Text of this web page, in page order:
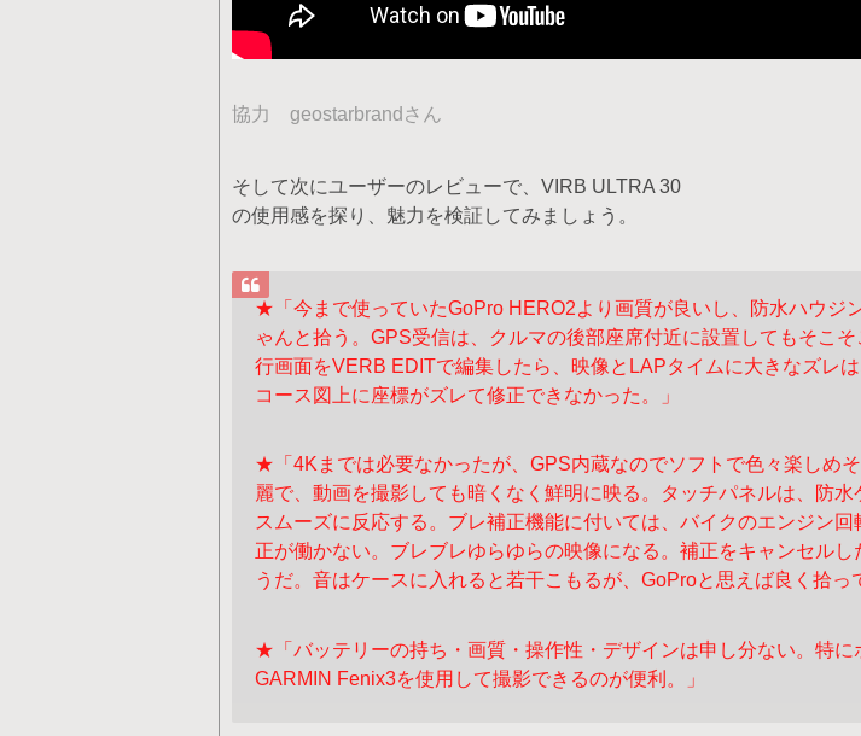
協力 geostarbrandさん
そして次にユーザーのレビューで、VIRB ULTRA 30
の使用感を探り、魅力を検証してみましょう。
★「今まで使っていたGoPro HERO2より画質が良いし、防水ハウジ
ゃんと拾う。GPS受信は、クルマの後部座席付近に設置してもそこ
行画面をVERB EDITで編集したら、映像とLAPタイムに大きなズレは
コース図上に座標がズレて修正できなかった。」
★「4Kまでは必要なかったが、GPS内蔵なのでソフトで色々楽しめ
麗で、動画を撮影しても暗くなく鮮明に映る。タッチパネルは、防水
スムーズに反応する。ブレ補正機能に付いては、バイクのエンジン回
正が働かない。ブレブレゆらゆらの映像になる。補正をキャンセルし
うだ。音はケースに入れると若干こも るが、GoProと思えば良く拾っ
★「バッテリーの持ち・画質・操作性・デザインは申し分ない。特に
GARMIN Fenix3を使用して撮影できるのが便利。」